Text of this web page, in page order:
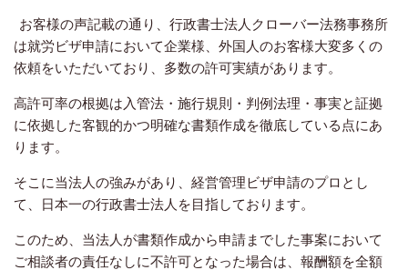
お客様の声記載の通り、行政書士法人クローバー法務事務所
は就労ビザ申請において企業様、外国人のお客様大変多くの
依頼をいただいており、多数の許可実績があります。
高許可率の根拠は入管法・施行規則・判例法理・事実と証拠
に依拠した客観的かつ明確な書類作成を徹底している点にあ
ります。
そこに当法人の強みがあり、経営管理ビザ申請のプロとし
て、日本一の行政書士法人を目指しております。
このため、当法人が書類作成から申請までした事案において
ご相談者の責任なしに不許可となった場合は、報酬額を全額